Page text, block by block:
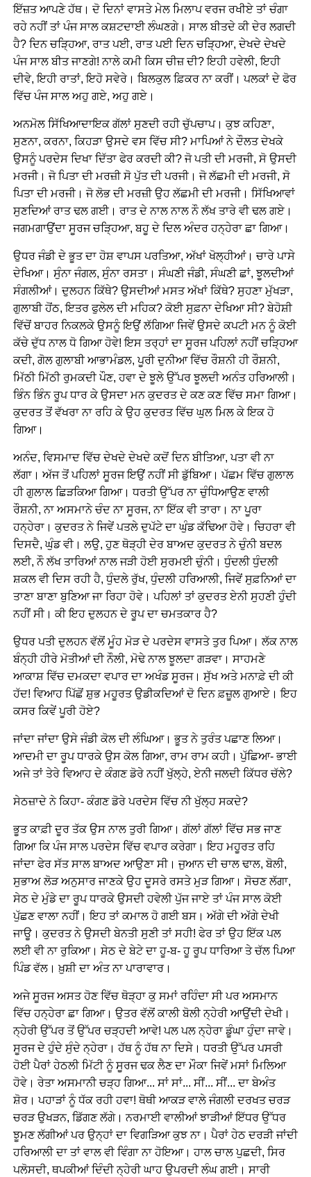
ਇੱਜ਼ਤ ਆਪਣੇ ਹੱਥ। ਦੋ ਦਿਨਾਂ ਵਾਸਤੇ ਮੇਲ ਮਿਲਾਪ ਵਰਜ ਰਖੀਏ ਤਾਂ ਚੰਗਾ
ਰਹੇ ਨਹੀਂ ਤਾਂ ਪੰਜ ਸਾਲ ਕਸ਼ਟਦਾਈ ਲੰਘਣਗੇ। ਸਾਲ ਬੀਤਦੇ ਕੀ ਦੇਰ ਲਗਦੀ
ਹੈ? ਦਿਨ ਚੜ੍ਹਿਆ, ਰਾਤ ਪਈ, ਰਾਤ ਪਈ ਦਿਨ ਚੜ੍ਹਿਆ, ਦੇਖਦੇ ਦੇਖਦੇ
ਪੰਜ ਸਾਲ ਬੀਤ ਜਾਣਗੇ! ਨਾਲੇ ਕਮੀ ਕਿਸ ਚੀਜ਼ ਦੀ? ਇਹੀ ਹਵੇਲੀ, ਇਹੀ
ਦੀਵੇ, ਇਹੀ ਰਾਤਾਂ, ਇਹੋ ਸਵੇਰੇ। ਬਿਲਕੁਲ ਫ਼ਿਕਰ ਨਾ ਕਰੀਂ। ਪਲਕਾਂ ਦੇ ਫੋਰ
ਵਿੱਚ ਪੰਜ ਸਾਲ ਅਹੁ ਗਏ, ਅਹੁ ਗਏ।
ਅਨਮੋਲ ਸਿੱਖਿਆਦਾਇਕ ਗੱਲਾਂ ਸੁਣਦੀ ਰਹੀ ਚੁੱਪਚਾਪ। ਕੁਝ ਕਹਿਣਾ,
ਸੁਣਨਾ, ਕਰਨਾ, ਕਿਹੜਾ ਉਸਦੇ ਵਸ ਵਿੱਚ ਸੀ? ਮਾਪਿਆਂ ਨੇ ਦੌਲਤ ਦੇਖਕੇ
ਉਸਨੂੰ ਪਰਦੇਸ ਦਿਖਾ ਦਿੱਤਾ ਫੇਰ ਕਰਦੀ ਕੀ? ਜੋ ਪਤੀ ਦੀ ਮਰਜੀ, ਸੋ ਉਸਦੀ
ਮਰਜੀ। ਜੋ ਪਿਤਾ ਦੀ ਮਰਜ਼ੀ ਸੋ ਪੁੱਤ ਦੀ ਪਰਜੀ। ਜੋ ਲੱਛਮੀ ਦੀ ਮਰਜੀ, ਸੋ
ਪਿਤਾ ਦੀ ਮਰਜੀ। ਜੋ ਲੋਭ ਦੀ ਮਰਜ਼ੀ ਉਹ ਲੱਛਮੀ ਦੀ ਮਰਜੀ। ਸਿੱਖਿਆਵਾਂ
ਸੁਣਦਿਆਂ ਰਾਤ ਢਲ ਗਈ। ਰਾਤ ਦੇ ਨਾਲ ਨਾਲ ਨੌ ਲੱਖ ਤਾਰੇ ਵੀ ਢਲ ਗਏ।
ਜਗਮਗਾਉਂਦਾ ਸੂਰਜ ਚੜ੍ਹਿਆ, ਬਹੂ ਦੇ ਦਿਲ ਅੰਦਰ ਹਨ੍ਹੇਰਾ ਛਾ ਗਿਆ।
ਉਧਰ ਜੰਡੀ ਦੇ ਭੂਤ ਦਾ ਹੋਸ਼ ਵਾਪਸ ਪਰਤਿਆ, ਅੱਖਾਂ ਖੋਲ੍ਹੀਆਂ। ਚਾਰੇ ਪਾਸੇ
ਦੇਖਿਆ। ਸੁੰਨਾ ਜੰਗਲ, ਸੁੰਨਾ ਰਸਤਾ। ਸੰਘਣੀ ਜੰਡੀ, ਸੰਘਣੀ ਛਾਂ, ਝੂਲਦੀਆਂ
ਸੰਗਲੀਆਂ। ਦੁਲਹਨ ਕਿੱਥੇ? ਉਸਦੀਆਂ ਮਸਤ ਅੱਖਾਂ ਕਿੱਥੇ? ਸੁਹਣਾ ਮੁੱਖੜਾ,
ਗੁਲਾਬੀ ਹੋਂਠ, ਇਤਰ ਫੁਲੇਲ ਦੀ ਮਹਿਕ? ਕੋਈ ਸੁਫ਼ਨਾ ਦੇਖਿਆ ਸੀ? ਬੇਹੋਸ਼ੀ
ਵਿੱਚੋਂ ਬਾਹਰ ਨਿਕਲਕੇ ਉਸਨੂੰ ਇਉਂ ਲੱਗਿਆ ਜਿਵੇਂ ਉਸਦੇ ਕਪਟੀ ਮਨ ਨੂੰ ਕੋਈ
ਕੱਚੇ ਦੁੱਧ ਨਾਲ ਧੋ ਗਿਆ ਹੋਵੇ! ਇਸ ਤਰ੍ਹਾਂ ਦਾ ਸੂਰਜ ਪਹਿਲਾਂ ਨਹੀਂ ਚੜ੍ਹਿਆ
ਕਦੀ, ਗੋਲ ਗੁਲਾਬੀ ਆਭਾਮੰਡਲ, ਪੂਰੀ ਦੁਨੀਆ ਵਿੱਚ ਰੌਸ਼ਨੀ ਹੀ ਰੌਸ਼ਨੀ,
ਮਿੱਠੀ ਮਿੱਠੀ ਰੁਮਕਦੀ ਪੌਣ, ਹਵਾ ਦੇ ਝੂਲੇ ਉੱਪਰ ਝੂਲਦੀ ਅਨੰਤ ਹਰਿਆਲੀ।
ਭਿੰਨ ਭਿੰਨ ਰੂਪ ਧਾਰ ਕੇ ਉਸਦਾ ਮਨ ਕੁਦਰਤ ਦੇ ਕਣ ਕਣ ਵਿੱਚ ਸਮਾ ਗਿਆ।
ਕੁਦਰਤ ਤੋਂ ਵੱਖਰਾ ਨਾ ਰਹਿ ਕੇ ਉਹ ਕੁਦਰਤ ਵਿੱਚ ਘੁਲ ਮਿਲ ਕੇ ਇਕ ਹੋ
ਗਿਆ।
ਅਨੰਦ, ਵਿਸਮਾਦ ਵਿੱਚ ਦੇਖਦੇ ਦੇਖਦੇ ਕਦੋਂ ਦਿਨ ਬੀਤਿਆ, ਪਤਾ ਵੀ ਨਾ
ਲੱਗਾ। ਅੱਜ ਤੋਂ ਪਹਿਲਾਂ ਸੂਰਜ ਇਉਂ ਨਹੀਂ ਸੀ ਡੁੱਬਿਆ। ਪੱਛਮ ਵਿੱਚ ਗੁਲਾਲ
ਹੀ ਗੁਲਾਲ ਛਿੜਕਿਆ ਗਿਆ। ਧਰਤੀ ਉੱਪਰ ਨਾ ਚੁੰਧਿਆਉਣ ਵਾਲੀ
ਰੌਸ਼ਨੀ, ਨਾ ਅਸਮਾਨੇ ਚੰਦ ਨਾ ਸੂਰਜ, ਨਾ ਇੱਕ ਵੀ ਤਾਰਾ। ਨਾ ਪੂਰਾ
ਹਨ੍ਹੇਰਾ। ਕੁਦਰਤ ਨੇ ਜਿਵੇਂ ਪਤਲੇ ਦੁਪੱਟੇ ਦਾ ਘੁੰਡ ਕੱਢਿਆ ਹੋਵੇ। ਚਿਹਰਾ ਵੀ
ਦਿਸਦੈ, ਘੁੰਡ ਵੀ। ਲਉ, ਹੁਣ ਥੋੜ੍ਹੀ ਦੇਰ ਬਾਅਦ ਕੁਦਰਤ ਨੇ ਚੁੰਨੀ ਬਦਲ
ਲਈ, ਨੌ ਲੱਖ ਤਾਰਿਆਂ ਨਾਲ ਜੜੀ ਹੋਈ ਸੁਰਮਈ ਚੁੰਨੀ। ਧੁੰਦਲੀ ਧੁੰਦਲੀ
ਸ਼ਕਲ ਵੀ ਦਿਸ ਰਹੀ ਹੈ, ਧੁੰਦਲੇ ਰੁੱਖ, ਧੁੰਦਲੀ ਹਰਿਆਲੀ, ਜਿਵੇਂ ਸੁਫ਼ਨਿਆਂ ਦਾ
ਤਾਣਾ ਬਾਣਾ ਬੁਣਿਆ ਜਾ ਰਿਹਾ ਹੋਵੇ। ਪਹਿਲਾਂ ਤਾਂ ਕੁਦਰਤ ਏਨੀ ਸੁਹਣੀ ਹੁੰਦੀ
ਨਹੀਂ ਸੀ। ਕੀ ਇਹ ਦੁਲਹਨ ਦੇ ਰੂਪ ਦਾ ਚਮਤਕਾਰ ਹੈ?
ਉਧਰ ਪਤੀ ਦੁਲਹਨ ਵੱਲੋਂ ਮੂੰਹ ਮੋੜ ਦੇ ਪਰਦੇਸ ਵਾਸਤੇ ਤੁਰ ਪਿਆ। ਲੱਕ ਨਾਲ
ਬੰਨ੍ਹੀ ਹੀਰੇ ਮੋਤੀਆਂ ਦੀ ਨੌਲੀ, ਮੋਢੇ ਨਾਲ ਝੂਲਦਾ ਗੜਵਾ। ਸਾਹਮਣੇ
ਆਕਾਸ਼ ਵਿੱਚ ਦਮਕਦਾ ਵਪਾਰ ਦਾ ਅਖੰਡ ਸੂਰਜ। ਸੁੱਖ ਅਤੇ ਮਨਾਫ਼ੇ ਦੀ ਕੀ
ਹੱਦ! ਵਿਆਹ ਪਿੱਛੋਂ ਸ਼ੁਭ ਮਹੂਰਤ ਉਡੀਕਦਿਆਂ ਦੋ ਦਿਨ ਫ਼ਜ਼ੂਲ ਗੁਆਏ। ਇਹ
ਕਸਰ ਕਿਵੇਂ ਪੂਰੀ ਹੋਏ?
ਜਾਂਦਾ ਜਾਂਦਾ ਉਸੇ ਜੰਡੀ ਕੋਲ ਦੀ ਲੰਘਿਆ। ਭੂਤ ਨੇ ਤੁਰੰਤ ਪਛਾਣ ਲਿਆ।
ਆਦਮੀ ਦਾ ਰੂਪ ਧਾਰਕੇ ਉਸ ਕੋਲ ਗਿਆ, ਰਾਮ ਰਾਮ ਕਹੀ। ਪੁੱਛਿਆ- ਭਾਈ
ਅਜੇ ਤਾਂ ਤੇਰੇ ਵਿਆਹ ਦੇ ਕੰਗਣ ਡੋਰੇ ਨਹੀਂ ਖੁੱਲ੍ਹੇ, ਏਨੀ ਜਲਦੀ ਕਿੱਧਰ ਚੱਲੇ?
ਸੇਠਜ਼ਾਦੇ ਨੇ ਕਿਹਾ- ਕੰਗਣ ਡੋਰੇ ਪਰਦੇਸ ਵਿੱਚ ਨੀ ਖੁੱਲ੍ਹ ਸਕਦੇ?
ਭੂਤ ਕਾਫ਼ੀ ਦੂਰ ਤੱਕ ਉਸ ਨਾਲ ਤੁਰੀ ਗਿਆ। ਗੱਲਾਂ ਗੱਲਾਂ ਵਿੱਚ ਸਭ ਜਾਣ
ਗਿਆ ਕਿ ਪੰਜ ਸਾਲ ਪਰਦੇਸ ਵਿੱਚ ਵਪਾਰ ਕਰੇਗਾ। ਇਹ ਮਹੂਰਤ ਰਹਿ
ਜਾਂਦਾ ਫੇਰ ਸੱਤ ਸਾਲ ਬਾਅਦ ਆਉਣਾ ਸੀ। ਜੁਆਨ ਦੀ ਚਾਲ ਢਾਲ, ਬੋਲੀ,
ਸੁਭਾਅ ਲੋੜ ਅਨੁਸਾਰ ਜਾਣਕੇ ਉਹ ਦੂਸਰੇ ਰਸਤੇ ਮੁੜ ਗਿਆ। ਸੋਚਣ ਲੱਗਾ,
ਸੇਠ ਦੇ ਮੁੰਡੇ ਦਾ ਰੂਪ ਧਾਰਕੇ ਉਸਦੀ ਹਵੇਲੀ ਪੁੱਜ ਜਾਏ ਤਾਂ ਪੰਜ ਸਾਲ ਕੋਈ
ਪੁੱਛਣ ਵਾਲਾ ਨਹੀਂ। ਇਹ ਤਾਂ ਕਮਾਲ ਹੋ ਗਈ ਬਸ। ਅੱਗੇ ਦੀ ਅੱਗੇ ਦੇਖੀ
ਜਾਊ। ਕੁਦਰਤ ਨੇ ਉਸਦੀ ਬੇਨਤੀ ਸੁਣੀ ਤਾਂ ਸਹੀ! ਫੇਰ ਤਾਂ ਉਹ ਇੱਕ ਪਲ
ਲਈ ਵੀ ਨਾ ਰੁਕਿਆ। ਸੇਠ ਦੇ ਬੇਟੇ ਦਾ ਹੂ-ਬ- ਹੂ ਰੂਪ ਧਾਰਿਆ ਤੇ ਚੱਲ ਪਿਆ
ਪਿੰਡ ਵੱਲ। ਖ਼ੁਸ਼ੀ ਦਾ ਅੰਤ ਨਾ ਪਾਰਾਵਾਰ।
ਅਜੇ ਸੂਰਜ ਅਸਤ ਹੋਣ ਵਿੱਚ ਥੋੜ੍ਹਾ ਕੁ ਸਮਾਂ ਰਹਿੰਦਾ ਸੀ ਪਰ ਅਸਮਾਨ
ਵਿੱਚ ਹਨ੍ਹੇਰਾ ਛਾ ਗਿਆ। ਉਤਰ ਵੱਲੋਂ ਕਾਲੀ ਬੋਲੀ ਨ੍ਹੇਰੀ ਆਉਂਦੀ ਦੇਖੀ।
ਨ੍ਹੇਰੀ ਉੱਪਰ ਤੋਂ ਉੱਪਰ ਚੜ੍ਹਦੀ ਆਵੇ! ਪਲ ਪਲ ਨ੍ਹੇਰਾ ਡੂੰਘਾ ਹੁੰਦਾ ਜਾਵੇ।
ਸੂਰਜ ਦੇ ਹੁੰਦੇ ਸੁੰਦੇ ਨ੍ਹੇਰਾ। ਹੱਥ ਨੂੰ ਹੱਥ ਨਾ ਦਿਸੇ। ਧਰਤੀ ਉੱਪਰ ਪਸਰੀ
ਹੋਈ ਪੈਰਾਂ ਹੇਠਲੀ ਮਿੱਟੀ ਨੂੰ ਸੂਰਜ ਢਕ ਲੈਣ ਦਾ ਮੌਕਾ ਜਿਵੇਂ ਮਸਾਂ ਮਿਲਿਆ
ਹੋਵੇ। ਰੇਤਾ ਅਸਮਾਨੀ ਚੜ੍ਹ ਗਿਆ... ਸਾਂ ਸਾਂ... ਸੀਂ... ਸੀਂ... ਦਾ ਬੇਅੰਤ
ਸ਼ੋਰ। ਪਹਾੜਾਂ ਨੂੰ ਧੱਕ ਰਹੀ ਹਵਾ! ਥੋਥੀ ਆਕੜ ਵਾਲੇ ਜੰਗਲੀ ਦਰਖਤ ਚਰੜ
ਚਰੜ ਉਖੜਨ, ਡਿੱਗਣ ਲੱਗੇ। ਨਰਮਾਈ ਵਾਲੀਆਂ ਝਾੜੀਆਂ ਇੱਧਰ ਉੱਧਰ
ਝੂਮਣ ਲੱਗੀਆਂ ਪਰ ਉਨ੍ਹਾਂ ਦਾ ਵਿਗੜਿਆ ਕੁਝ ਨਾ। ਪੈਰਾਂ ਹੇਠ ਦਰੜੀ ਜਾਂਦੀ
ਹਰਿਆਲੀ ਦਾ ਤਾਂ ਵਾਲ ਵੀ ਵਿੰਗਾ ਨਾ ਹੋਇਆ। ਹਾਲ ਚਾਲ ਪੁਛਦੀ, ਸਿਰ
ਪਲੋਸਦੀ, ਥਪਕੀਆਂ ਦਿੰਦੀ ਨ੍ਹੇਰੀ ਘਾਹ ਉਪਰਦੀ ਲੰਘ ਗਈ। ਸਾਰੀ